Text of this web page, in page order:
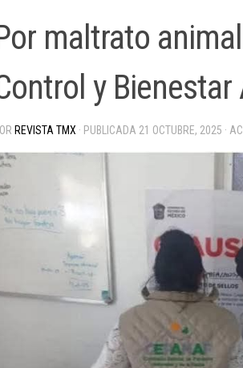
maltrato
y
REVISTA TMX · PUBLICADA 21 OCTUBRE, 2025 ·